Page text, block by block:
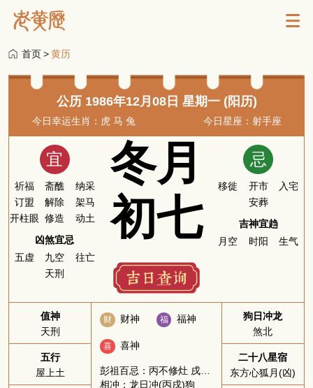
首页>黄历
公历 1986年12月08日 星期一 (阳历)
今日幸运生肖：虎 马 兔 今日星座：射手座
宜
祈福 斋醮
纳采
订盟
解除
架马
开柱眼 修造
动土
凶煞宜忌
五虚
九空
往亡
天刑
冬月
初七
忌
移徙 开市
入宅
安葬
吉神宜趋
月空
时阳 生气
值神
天刑
五行
屋上土
财 财神 福 福神
喜 喜神
彭祖百忌：丙不修灶 戌不吃犬
相冲：龙日冲(丙戌)狗
狗日冲龙
煞北
二十八星宿
东方心狐月(凶)